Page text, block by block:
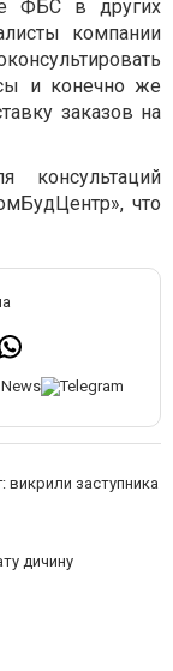
ФБС в других
компании
и конечно же
заказов на
консультаций
что
викрили заступника
дичину